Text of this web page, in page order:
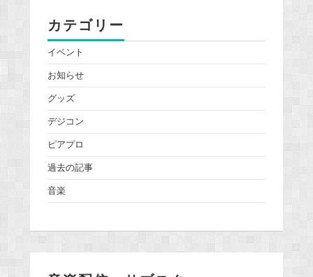
カテゴリー
イベント
お知らせ
グッズ
デジコン
ピアプロ
過去の記事
音楽